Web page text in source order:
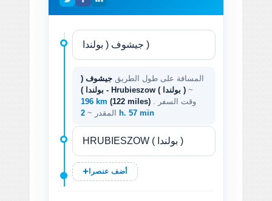
المسافة على طول الطريق جيشوف (
بولندا ) - Hrubieszow ( بولندا ) ~
196 km (122 miles)
المقدر ~ 2 h. 57 min
أضف عنصرا